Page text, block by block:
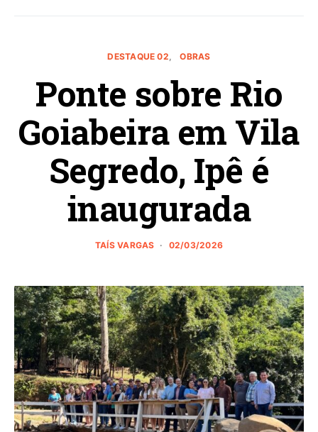
DESTAQUE 02 OBRAS
Ponte sobre Rio
Goiabeira em Vila
Segredo, Ipê é
inaugurada
TAÍS VARGAS 02/03/2026